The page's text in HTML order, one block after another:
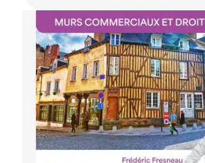
clientèle. Les atouts du bien :
- Local commercial de 50m².
- Belle vitrine offrant une visibilité
- Parking devant le local
- Environnement commercial
- Proximité immédiate d'une
médiathèque et d'un supermarché
- Centre bourg accessible à pied
- Accès rapide à la voie express Ce
une opportunité idéale pour installer
activité, alliant visibilité, accessibilité
stationnement.. Contactez moi dès
pour obtenir davantage
organiser une